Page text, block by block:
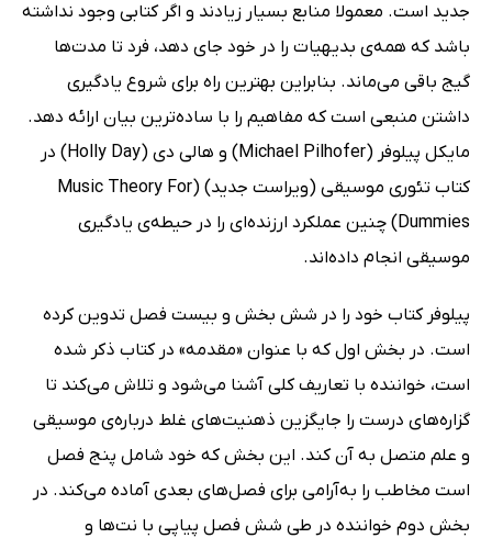
جدید است. معمولا منابع بسیار زیادند و اگر کتابی وجود نداشته
باشد که همه‌ی بدیهیات را در خود جای دهد، فرد تا مدت‌ها
گیج باقی می‌ماند. بنابراین بهترین راه برای شروع یادگیری
داشتن منبعی است که مفاهیم را با ساده‌ترین بیان ارائه دهد.
مایکل پیلوفر (Michael Pilhofer) و هالی دی (Holly Day) در
کتاب تئوری موسیقی (ویراست جدید) (Music Theory For
Dummies) چنین عملکرد ارزنده‌ای را در حیطه‌ی یادگیری
موسیقی انجام داده‌اند.
پیلوفر کتاب خود را در شش بخش و بیست فصل تدوین کرده
است. در بخش اول که با عنوان «مقدمه» در کتاب ذکر شده
است، خواننده با تعاریف کلی آشنا می‌شود و تلاش می‌کند تا
گزاره‌های درست را جایگزین ذهنیت‌های غلط درباره‌ی موسیقی
و علم متصل به آن کند. این بخش که خود شامل پنج فصل
است مخاطب را به‌آرامی برای فصل‌های بعدی آماده می‌کند. در
بخش دوم خواننده در طی شش فصل پیاپی با نت‌ها و